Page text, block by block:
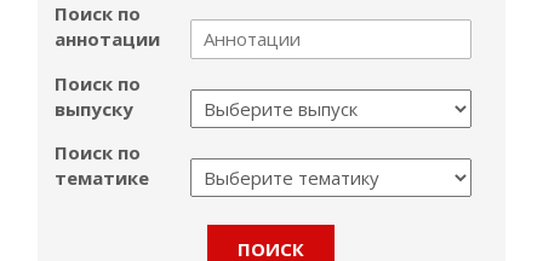
Поиск по
аннотации
Поиск по
выпуску
Поиск по
тематике